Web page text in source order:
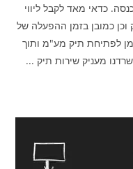
כדאי מאד לקבל ליווי
כמובן בזמן ההפעלה של
לפתיחת תיק מע"מ ותוך
מעניק שירות תיק ...